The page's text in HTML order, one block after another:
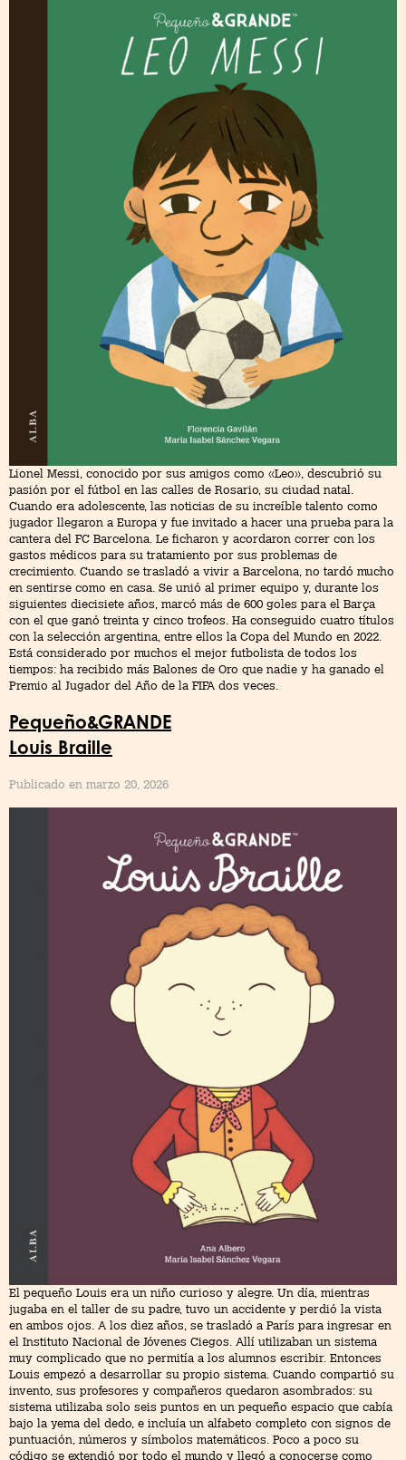
Lionel Messi, conocido por sus amigos como «Leo», descubrió su
pasión por el fútbol en las calles de Rosario, su ciudad natal.
Cuando era adolescente, las noticias de su increíble talento como
jugador llegaron a Europa y fue invitado a hacer una prueba para la
cantera del FC Barcelona. Le ficharon y acordaron correr con los
gastos médicos para su tratamiento por sus problemas de
crecimiento. Cuando se trasladó a vivir a Barcelona, no tardó mucho
en sentirse como en casa. Se unió al primer equipo y, durante los
siguientes diecisiete años, marcó más de 600 goles para el Barça
con el que ganó treinta y cinco trofeos. Ha conseguido cuatro títulos
con la selección argentina, entre ellos la Copa del Mundo en 2022.
Está considerado por muchos el mejor futbolista de todos los
tiempos: ha recibido más Balones de Oro que nadie y ha ganado el
Premio al Jugador del Año de la FIFA dos veces.
Pequeño&GRANDE
Louis Braille
Publicado en marzo 20, 2026
El pequeño Louis era un niño curioso y alegre. Un día, mientras
jugaba en el taller de su padre, tuvo un accidente y perdió la vista
en ambos ojos. A los diez años, se trasladó a París para ingresar en
el Instituto Nacional de Jóvenes Ciegos. Allí utilizaban un sistema
muy complicado que no permitía a los alumnos escribir. Entonces
Louis empezó a desarrollar su propio sistema. Cuando compartió su
invento, sus profesores y compañeros quedaron asombrados: su
sistema utilizaba solo seis puntos en un pequeño espacio que cabía
bajo la yema del dedo, e incluía un alfabeto completo con signos de
puntuación, números y símbolos matemáticos. Poco a poco su
código se extendió por todo el mundo y llegó a conocerse como